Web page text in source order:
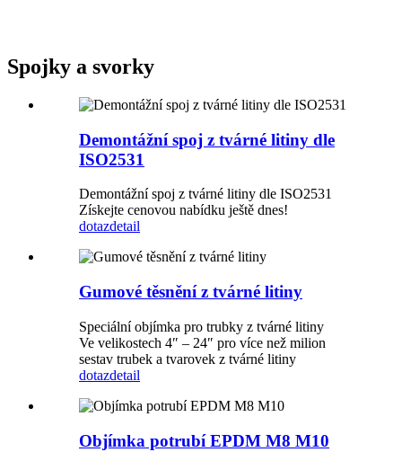
Spojky a svorky
Demontážní spoj z tvárné litiny dle
ISO2531
Demontážní spoj z tvárné litiny dle ISO2531
Získejte cenovou nabídku ještě dnes!
dotazdetail
Gumové těsnění z tvárné litiny
Speciální objímka pro trubky z tvárné litiny
Ve velikostech 4″ – 24″ pro více než milion
sestav trubek a tvarovek z tvárné litiny
dotazdetail
Objímka potrubí EPDM M8 M10